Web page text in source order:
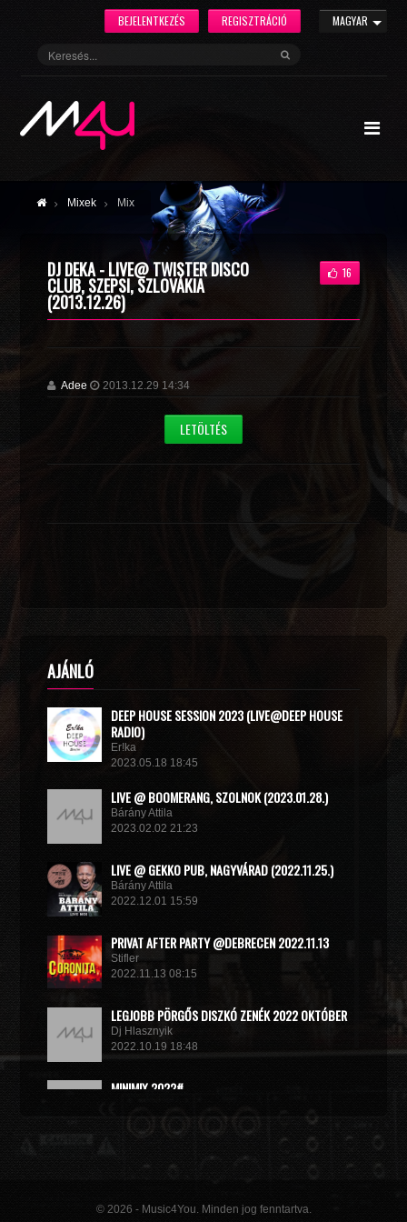
MAGYAR
REGISZTRÁCIÓ
BEJELENTKEZÉS
Mixek Mix
DJ DEKA - LIVE@ TWISTER DISCO
CLUB, SZEPSI, SZLOVÁKIA
(2013.12.26)
16
Adee 2013.12.29 14:34
LETÖLTÉS
AJÁNLÓ
DEEP HOUSE SESSION 2023 (LIVE@DEEP HOUSE
RADIO)
Er!ka
2023.05.18 18:45
LIVE @ BOOMERANG, SZOLNOK (2023.01.28.)
Bárány Attila
2023.02.02 21:23
LIVE @ GEKKO PUB, NAGYVÁRAD (2022.11.25.)
Bárány Attila
2022.12.01 15:59
PRIVAT AFTER PARTY @DEBRECEN 2022.11.13
Stifler
2022.11.13 08:15
LEGJOBB PÖRGŐS DISZKÓ ZENÉK 2022 OKTÓBER
Dj Hlasznyik
2022.10.19 18:48
MINIMIX 2022#
2022.09.02 10:40
© 2026 - Music4You. Minden jog fenntartva.